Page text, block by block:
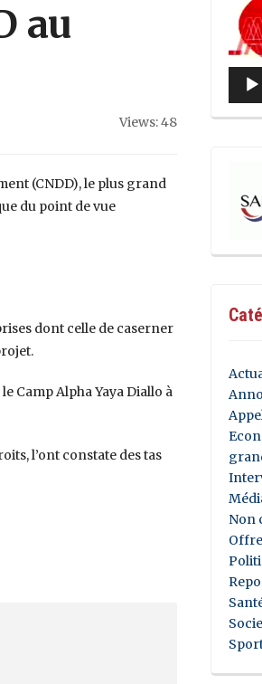
au
Views: 48
(CNDD), le plus grand
du point de vue
dont celle de caserner
Camp Alpha Yaya Diallo à
l’ont constate des tas
Non